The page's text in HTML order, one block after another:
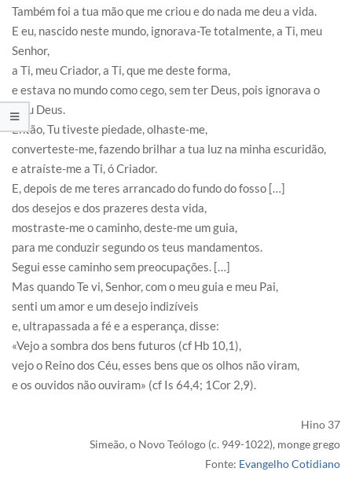
Também foi a tua mão que me criou e do nada me deu a vida.
E eu, nascido neste mundo, ignorava-Te totalmente, a Ti, meu
Senhor,
a Ti, meu Criador, a Ti, que me deste forma,
e estava no mundo como cego, sem ter Deus, pois ignorava o
meu Deus.
Então, Tu tiveste piedade, olhaste-me,
converteste-me, fazendo brilhar a tua luz na minha escuridão,
e atraíste-me a Ti, ó Criador.
E, depois de me teres arrancado do fundo do fosso […]
dos desejos e dos prazeres desta vida,
mostraste-me o caminho, deste-me um guia,
para me conduzir segundo os teus mandamentos.
Segui esse caminho sem preocupações. […]
Mas quando Te vi, Senhor, com o meu guia e meu Pai,
senti um amor e um desejo indizíveis
e, ultrapassada a fé e a esperança, disse:
«Vejo a sombra dos bens futuros (cf Hb 10,1),
vejo o Reino dos Céu, esses bens que os olhos não viram,
e os ouvidos não ouviram» (cf Is 64,4; 1Cor 2,9).
Hino 37
Simeão, o Novo Teólogo (c. 949-1022), monge grego
Fonte: Evangelho Cotidiano